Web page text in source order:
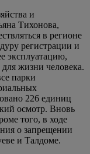
и
Тихонова,
в регионе
регистрации и
эксплуатацию,
жизни человека.
парки
226 единиц
осмотр. Вновь
того, в ходе
о запрещении
и Талдоме.